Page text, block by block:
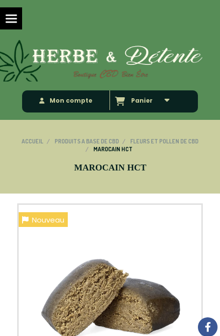
Mon compte Panier
ACCUEIL PRODUITS A BASE DE CBD
FLEURS ET POLLEN DE CBD
MAROCAIN HCT
MAROCAIN HCT
Nouveau